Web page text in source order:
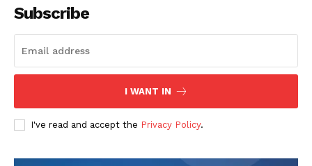
Subscribe
I WANT IN
I've read and accept the Privacy Policy.